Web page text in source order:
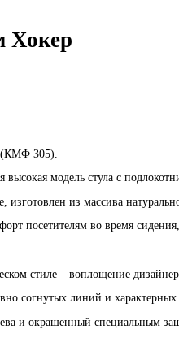
Хокер
(КМФ 305).
модель стула с
из массива
посетителям во время
стиле – воплощение
согнутых линий и
и окрашенный специальным